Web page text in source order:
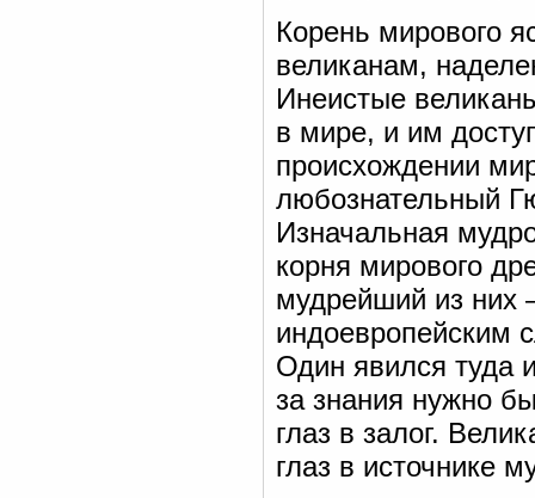
Корень мирового
великанам,
Инеистые
в мире, и им
происхождении
любознательный
Изначальная
корня мирового
мудрейший из них
индоевропейским
Один явился туда
за знания нужно
глаз в залог.
глаз в источнике